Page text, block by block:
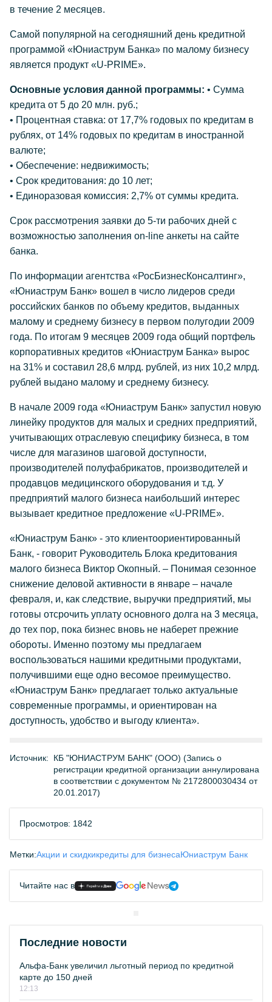
в течение 2 месяцев.
Самой популярной на сегодняшний день кредитной
программой «Юниаструм Банка» по малому бизнесу
является продукт «U-PRIME».
Основные условия данной программы: • Сумма
кредита от 5 до 20 млн. руб.;
• Процентная ставка: от 17,7% годовых по кредитам в
рублях, от 14% годовых по кредитам в иностранной
валюте;
• Обеспечение: недвижимость;
• Срок кредитования: до 10 лет;
• Единоразовая комиссия: 2,7% от суммы кредита.
Срок рассмотрения заявки до 5-ти рабочих дней с
возможностью заполнения on-line анкеты на сайте
банка.
По информации агентства «РосБизнесКонсалтинг»,
«Юниаструм Банк» вошел в число лидеров среди
российских банков по объему кредитов, выданных
малому и среднему бизнесу в первом полугодии 2009
года. По итогам 9 месяцев 2009 года общий портфель
корпоративных кредитов «Юниаструм Банка» вырос
на 31% и составил 28,6 млрд. рублей, из них 10,2 млрд.
рублей выдано малому и среднему бизнесу.
B начале 2009 года «Юниаструм Банк» запустил новую
линейку продуктов для малых и средних предприятий,
учитывающих отраслевую специфику бизнеса, в том
числе для магазинов шаговой доступности,
производителей полуфабрикатов, производителей и
продавцов медицинского оборудования и т.д. У
предприятий малого бизнеса наибольший интерес
вызывает кредитное предложение «U-PRIME».
«Юниаструм Банк» - это клиентоориентированный
Банк, - говорит Руководитель Блока кредитования
малого бизнеса Виктор Окопный. – Понимая сезонное
снижение деловой активности в январе – начале
февраля, и, как следствие, выручки предприятий, мы
готовы отсрочить уплату основного долга на 3 месяца,
до тех пор, пока бизнес вновь не наберет прежние
обороты. Именно поэтому мы предлагаем
воспользоваться нашими кредитными продуктами,
получившими еще одно весомое преимущество.
«Юниаструм Банк» предлагает только актуальные
современные программы, и ориентирован на
доступность, удобство и выгоду клиента».
Источник:
КБ "ЮНИАСТРУМ БАНК" (ООО) (Запись о
регистрации кредитной организации аннулирована
в соответствии с документом № 2172800030434 от
20.01.2017)
Просмотров: 1842
Метки:Акции и скидкикредиты для бизнесаЮниаструм Банк
Читайте нас в
Последние новости
Альфа-Банк увеличил льготный период по кредитной
карте до 150 дней
12:13